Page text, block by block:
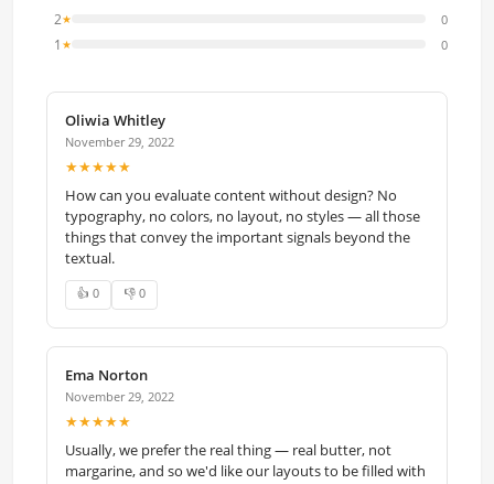
2★ 0
1 ★ 0
Oliwia Whitley
November 29, 2022
★★★★★
How can you evaluate content without design? No
typography, no colors, no layout, no styles — all those
things that convey the important signals beyond the
textual.
👍 0 👎 0
Ema Norton
November 29, 2022
★★★★★
Usually, we prefer the real thing — real butter, not
margarine, and so we'd like our layouts to be filled with